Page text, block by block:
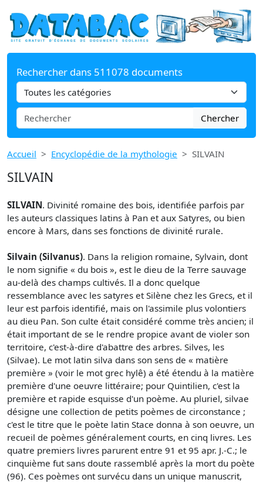
Rechercher dans 511078 documents
Chercher
Accueil Encyclopédie de la mythologie SILVAIN
SILVAIN
SILVAIN. Divinité romaine des bois, identifiée parfois par
les auteurs classiques latins à Pan et aux Satyres, ou bien
encore à Mars, dans ses fonctions de divinité rurale.
Silvain (Silvanus). Dans la religion romaine, Sylvain, dont
le nom signifie « du bois », est le dieu de la Terre sauvage
au-delà des champs cultivés. Il a donc quelque
ressemblance avec les satyres et Silène chez les Grecs, et il
leur est parfois identifié, mais on l'assimile plus volontiers
au dieu Pan. Son culte était considéré comme très ancien; il
était important de se le rendre propice avant de violer son
territoire, c'est-à-dire d'abattre des arbres. Silves, les
(Silvae). Le mot latin silva dans son sens de « matière
première » (voir le mot grec hylê) a été étendu à la matière
première d'une oeuvre littéraire; pour Quintilien, c'est la
première et rapide esquisse d'un poème. Au pluriel, silvae
désigne une collection de petits poèmes de circonstance ;
c'est le titre que le poète latin Stace donna à son oeuvre, un
recueil de poèmes généralement courts, en cinq livres. Les
quatre premiers livres parurent entre 91 et 95 apr. J.-C.; le
cinquième fut sans doute rassemblé après la mort du poète
(96). Ces poèmes ont survécu dans un unique manuscrit,